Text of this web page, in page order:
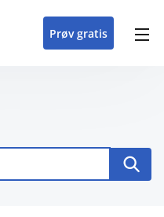
Header top menu
Prøv gratis
e‑conomic
skræddersyede kurser
til administratorer
forhandler kan styrke
og vækste din